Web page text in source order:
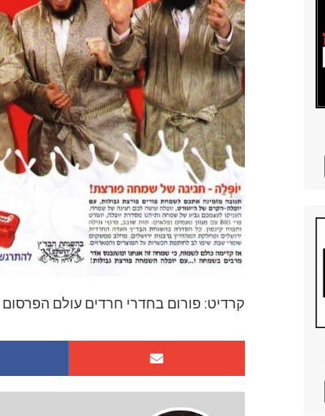
קרדיט: פורום בחדרי חרדים עולם הפרסום